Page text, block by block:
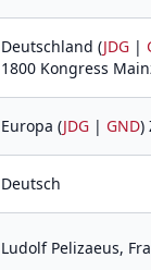
Deutschland (JDG |
1800 Kongress
Europa (JDG | GND)
Deutsch
Ludolf Pelizaeus,